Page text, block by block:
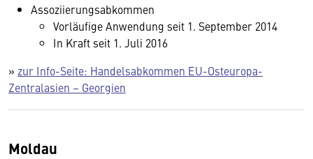
Assoziierungsabkommen
Vorläufige Anwendung seit 1. September 2014
In Kraft seit 1. Juli 2016
» zur Info-Seite: Handelsabkommen EU-Osteuropa-
Zentralasien – Georgien
Moldau